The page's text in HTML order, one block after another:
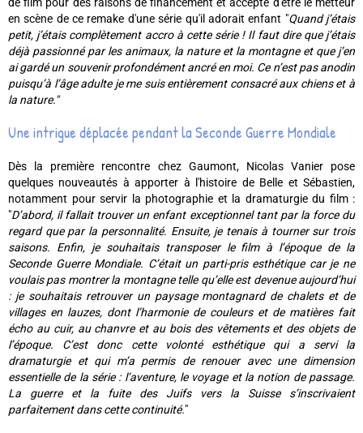
de film pour des raisons de financement et accepte d'être le metteur
en scène de ce remake d'une série qu'il adorait enfant "Quand j’étais
petit, j’étais complètement accro à cette série ! Il faut dire que j’étais
déjà passionné par les animaux, la nature et la montagne et que j’en
ai gardé un souvenir profondément ancré en moi. Ce n’est pas anodin
puisqu’à l’âge adulte je me suis entièrement consacré aux chiens et à
la nature."
Une intrigue déplacée pendant la Seconde Guerre Mondiale
Dès la première rencontre chez Gaumont, Nicolas Vanier pose
quelques nouveautés à apporter à l'histoire de Belle et Sébastien,
notamment pour servir la photographie et la dramaturgie du film :
"D’abord, il fallait trouver un enfant exceptionnel tant par la force du
regard que par la personnalité. Ensuite, je tenais à tourner sur trois
saisons. Enfin, je souhaitais transposer le film à l’époque de la
Seconde Guerre Mondiale. C’était un parti-pris esthétique car je ne
voulais pas montrer la montagne telle qu’elle est devenue aujourd’hui
: je souhaitais retrouver un paysage montagnard de chalets et de
villages en lauzes, dont l’harmonie de couleurs et de matières fait
écho au cuir, au chanvre et au bois des vêtements et des objets de
l’époque. C’est donc cette volonté esthétique qui a servi la
dramaturgie et qui m’a permis de renouer avec une dimension
essentielle de la série : l’aventure, le voyage et la notion de passage.
La guerre et la fuite des Juifs vers la Suisse s’inscrivaient
parfaitement dans cette continuité."